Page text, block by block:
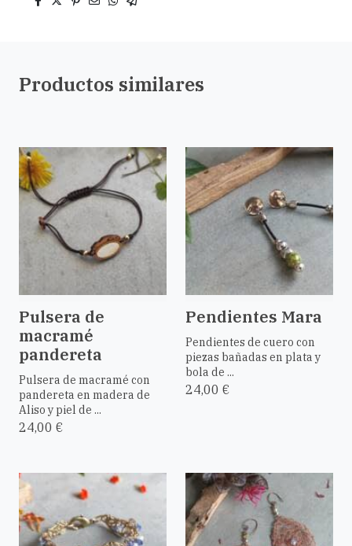
Productos similares
Pulsera de
macramé
pandereta
Pulsera de macramé con
pandereta en madera de
Aliso y piel de ...
24,00 €
Pendientes Mara
Pendientes de cuero con
piezas bañadas en plata y
bola de ...
24,00 €